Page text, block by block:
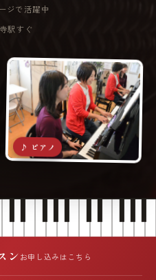
ジで活躍中
駅すぐ
♪ ピアノ
ンお申し込みはこちら